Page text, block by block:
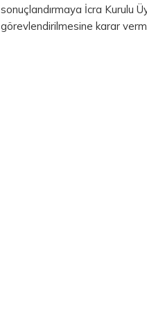
sonuçlandırmaya İcra Kurulu
görevlendirilmesine karar